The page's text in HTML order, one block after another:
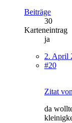
Beiträge
30
Karteneintrag
ja
2. April
#20
Zitat
da